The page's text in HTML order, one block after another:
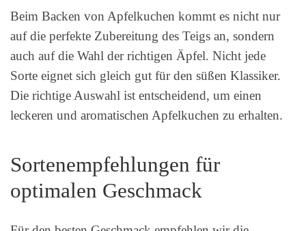
Beim Backen von Apfelkuchen kommt es nicht nur
auf die perfekte Zubereitung des Teigs an, sondern
auch auf die Wahl der richtigen Äpfel. Nicht jede
Sorte eignet sich gleich gut für den süßen Klassiker.
Die richtige Auswahl ist entscheidend, um einen
leckeren und aromatischen Apfelkuchen zu erhalten.
Sortenempfehlungen für
optimalen Geschmack